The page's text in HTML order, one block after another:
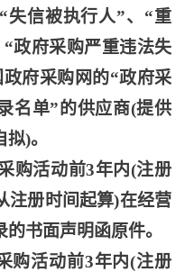
失信被执行人”、“重
政府采购严重违法失
府采购网的“政府采
名单”的供应商(提供
)。
购活动前3年内(注册
注册时间起算)在经营
书面声明函原件。
购活动前3年内(注册